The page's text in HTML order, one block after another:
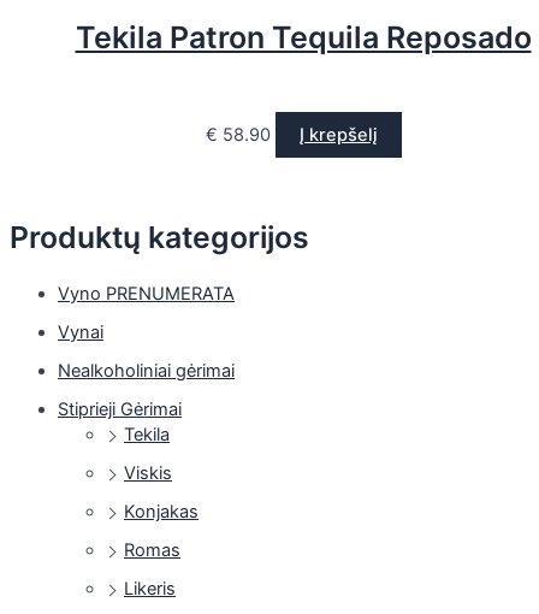
Produktų kategorijos
Vyno PRENUMERATA
Vynai
Nealkoholiniai gėrimai
Stiprieji Gėrimai
Tekila
Viskis
Konjakas
Romas
Likeris
Tekila Patron Tequila Reposado
€ 58.90 Į krepšelį